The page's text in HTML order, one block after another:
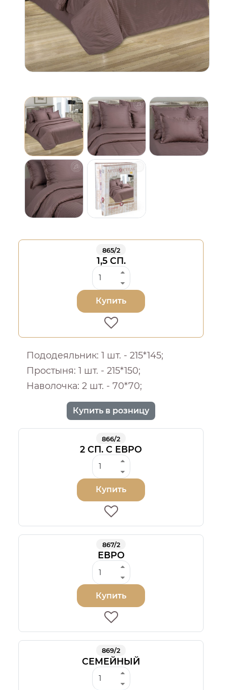
865/2
1,5 СП.
Купить
Пододеяльник: 1 шт. - 215*145;
Простыня: 1 шт. - 215*150;
Наволочка: 2 шт. - 70*70;
Купить в розницу
866/2
2 СП. С ЕВРО
Купить
867/2
ЕВРО
Купить
869/2
СЕМЕЙНЫЙ